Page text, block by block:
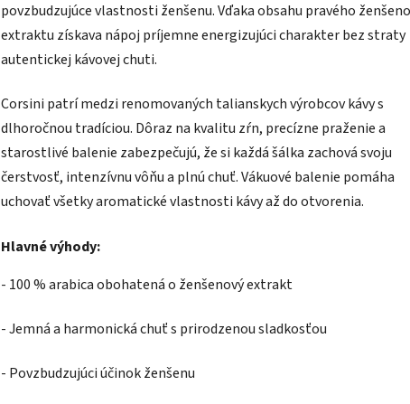
povzbudzujúce vlastnosti ženšenu. Vďaka obsahu pravého
extraktu získava nápoj príjemne energizujúci charakter bez straty
autentickej kávovej chuti.
Corsini patrí medzi renomovaných talianskych výrobcov kávy s
dlhoročnou tradíciou. Dôraz na kvalitu zŕn, precízne praženie a
starostlivé balenie zabezpečujú, že si každá šálka zachová svoju
čerstvosť, intenzívnu vôňu a plnú chuť. Vákuové balenie pomáha
uchovať všetky aromatické vlastnosti kávy až do otvorenia.
Hlavné výhody:
- 100 % arabica obohatená o ženšenový extrakt
- Jemná a harmonická chuť s prirodzenou sladkosťou
- Povzbudzujúci účinok ženšenu